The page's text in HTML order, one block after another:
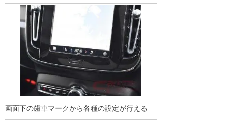
画面下の歯車マークから各種の設定が行える